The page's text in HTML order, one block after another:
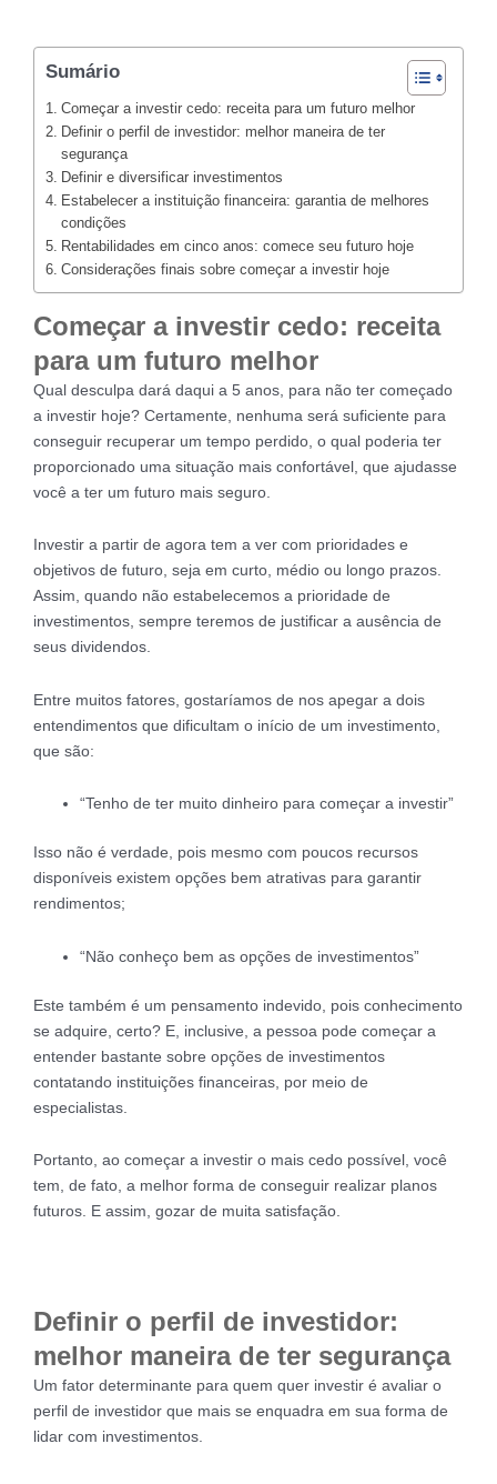
Sumário
Começar a investir cedo: receita para um futuro melhor
Definir o perfil de investidor: melhor maneira de ter
segurança
Definir e diversificar investimentos
Estabelecer a instituição financeira: garantia de melhores
condições
Rentabilidades em cinco anos: comece seu futuro hoje
Considerações finais sobre começar a investir hoje
Começar a investir cedo: receita
para um futuro melhor
Qual desculpa dará daqui a 5 anos, para não ter começado
a investir hoje? Certamente, nenhuma será suficiente para
conseguir recuperar um tempo perdido, o qual poderia ter
proporcionado uma situação mais confortável, que ajudasse
você a ter um futuro mais seguro.
Investir a partir de agora tem a ver com prioridades e
objetivos de futuro, seja em curto, médio ou longo prazos.
Assim, quando não estabelecemos a prioridade de
investimentos, sempre teremos de justificar a ausência de
seus dividendos.
Entre muitos fatores, gostaríamos de nos apegar a dois
entendimentos que dificultam o início de um investimento,
que são:
“Tenho de ter muito dinheiro para começar a investir”
Isso não é verdade, pois mesmo com poucos recursos
disponíveis existem opções bem atrativas para garantir
rendimentos;
“Não conheço bem as opções de investimentos”
Este também é um pensamento indevido, pois conhecimento
se adquire, certo? E, inclusive, a pessoa pode começar a
entender bastante sobre opções de investimentos
contatando instituições financeiras, por meio de
especialistas.
Portanto, ao começar a investir o mais cedo possível, você
tem, de fato, a melhor forma de conseguir realizar planos
futuros. E assim, gozar de muita satisfação.
Definir o perfil de investidor:
melhor maneira de ter segurança
Um fator determinante para quem quer investir é avaliar o
perfil de investidor que mais se enquadra em sua forma de
lidar com investimentos.